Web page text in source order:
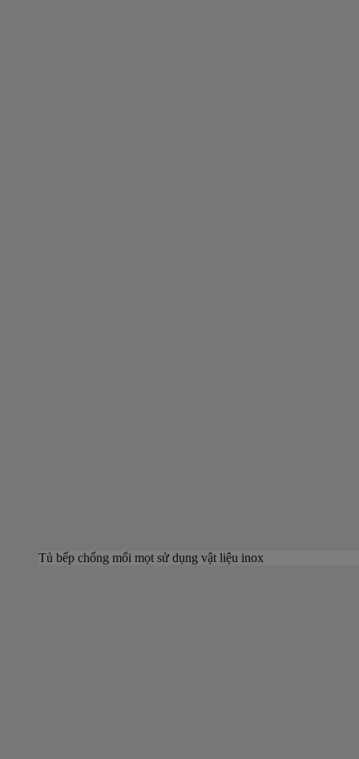
Tủ bếp chống mối mọt sử dụng vật liệu inox